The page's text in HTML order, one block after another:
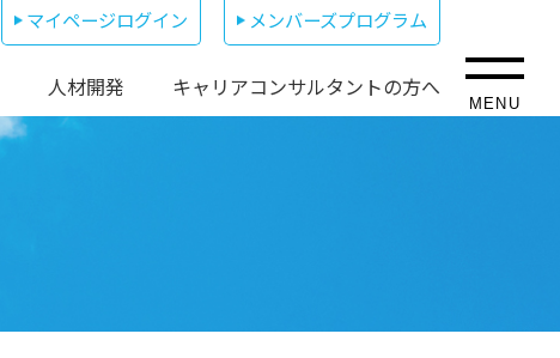
マイページログイン メンバーズプログラム
人材開発 キャリアコンサルタントの方へ
MENU